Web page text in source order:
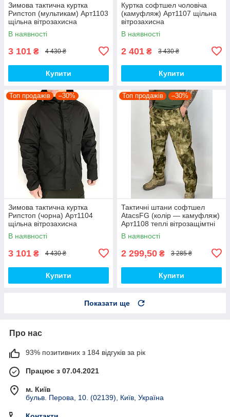
Зимова тактична куртка
Рипстоп (мультикам) Арт1103
щільна вітрозахисна
водовідштовхувальна топ
В наявності
3 101 ₴ 4 430 ₴
Купити
Куртка софтшел чоловіча
(камуфляж) Арт1107 щільна
вітрозахисна
водовідштовхувальна на
флісі топ
В наявності
2 401 ₴ 3 430 ₴
Купити
Топ продажів –30%
Зимова тактична куртка
Рипстоп (чорна) Арт1104
щільна вітрозахисна
водовідштовхувальна топ
В наявності
3 101 ₴ 4 430 ₴
Купити
Топ продажів –30%
Тактичні штани софтшел
AtacsFG (колір — камуфляж)
Арт1108 теплі вітрозащімтні
водовідштовхувальні на флісі
топ
В наявності
2 299,50 ₴ 3 285 ₴
Купити
Показати ще
Про нас
93% позитивних з 184 відгуків за рік
Працює з 07.04.2021
м. Київ
бульв. Перова, 10. (02139), Київ, Україна